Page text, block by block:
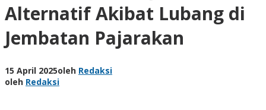
Alternatif Akibat Lubang di
Jembatan Pajarakan
15 April 2025oleh Redaksi
oleh Redaksi